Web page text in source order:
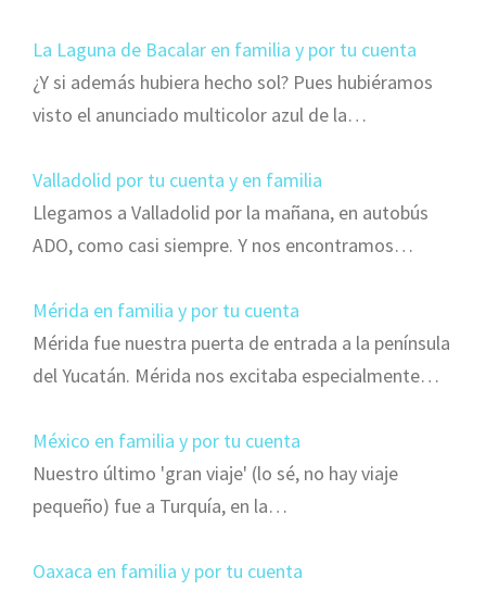
La Laguna de Bacalar en familia y por tu cuenta
¿Y si además hubiera hecho sol? Pues hubiéramos
visto el anunciado multicolor azul de la…
Valladolid por tu cuenta y en familia
Llegamos a Valladolid por la mañana, en autobús
ADO, como casi siempre. Y nos encontramos…
Mérida en familia y por tu cuenta
Mérida fue nuestra puerta de entrada a la península
del Yucatán. Mérida nos excitaba especialmente…
México en familia y por tu cuenta
Nuestro último 'gran viaje' (lo sé, no hay viaje
pequeño) fue a Turquía, en la…
Oaxaca en familia y por tu cuenta